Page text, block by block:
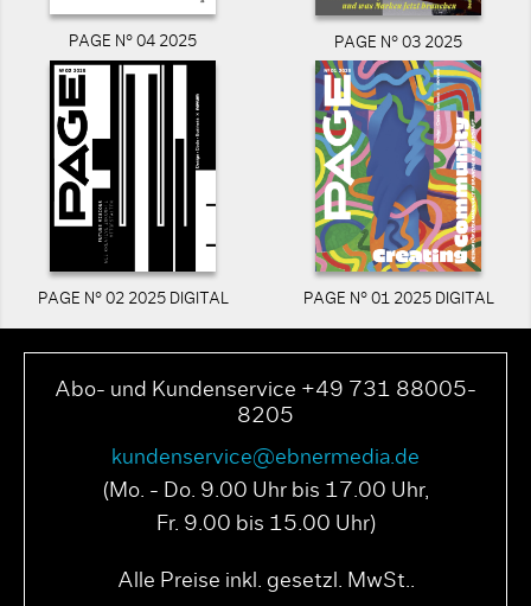
PAGE N° 04 2025 PAGE N° 03 2025
PAGE N° 02 2025 DIGITAL PAGE N° 01 2025 DIGITAL
Abo- und Kundenservice +49 731 88005-
8205
kundenservice@ebnermedia.de
(Mo. - Do. 9.00 Uhr bis 17.00 Uhr,
Fr. 9.00 bis 15.00 Uhr)
Alle Preise inkl. gesetzl. MwSt..